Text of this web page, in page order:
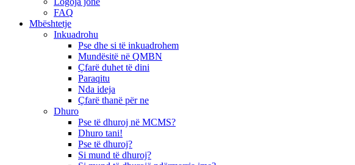
FAQ
Mbështetje
Inkuadrohu
Pse dhe si të inkuadrohem
Mundësitë në QMBN
Çfarë duhet të dini
Paraqitu
Nda ideja
Çfarë thanë për ne
Dhuro
Pse të dhuroj në MCMS?
Dhuro tani!
Pse të dhuroj?
Si mund të dhuroj?